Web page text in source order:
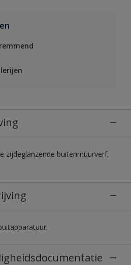
zijdeglanzende buitenmuurverf,